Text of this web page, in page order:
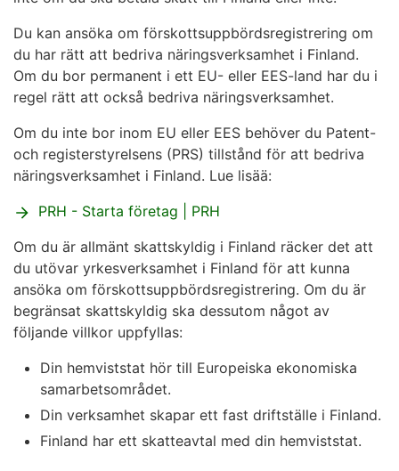
Du kan ansöka om förskottsuppbördsregistrering om
du har rätt att bedriva näringsverksamhet i Finland.
Om du bor permanent i ett EU- eller EES-land har du i
regel rätt att också bedriva näringsverksamhet.
Om du inte bor inom EU eller EES behöver du Patent-
och registerstyrelsens (PRS) tillstånd för att bedriva
näringsverksamhet i Finland. Lue lisää:
PRH - Starta företag | PRH
Om du är allmänt skattskyldig i Finland räcker det att
du utövar yrkesverksamhet i Finland för att kunna
ansöka om förskottsuppbördsregistrering. Om du är
begränsat skattskyldig ska dessutom något av
följande villkor uppfyllas:
Din hemviststat hör till Europeiska ekonomiska
samarbetsområdet.
Din verksamhet skapar ett fast driftställe i Finland.
Finland har ett skatteavtal med din hemviststat.